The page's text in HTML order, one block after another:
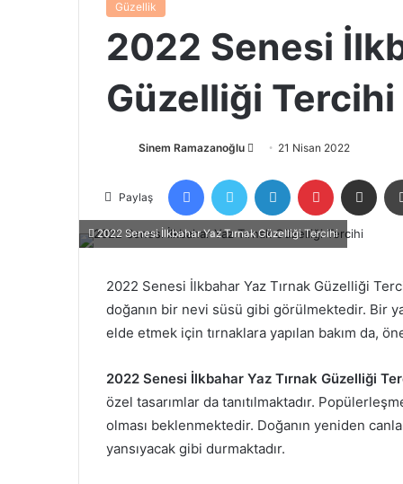
Güzellik
2022 Senesi
Güzelliği Tercihi
Sinem Ramazanoğlu
posta
göndermek
21 Nisan 2022
Paylaş
Facebook LinkedIn Pinterest E-Posta ile
2022 Senesi İlkbahar Yaz Tırnak Güzelliği Tercihi
2022 Senesi İlkbahar Yaz Tırnak Güzelliği
doğanın bir nevi süsü gibi görülmektedir. Bir
elde etmek için tırnaklara yapılan bakım da,
2022 Senesi İlkbahar Yaz Tırnak Güzelliği
özel tasarımlar da tanıtılmaktadır.
olması beklenmektedir. Doğanın yeniden
yansıyacak gibi durmaktadır.